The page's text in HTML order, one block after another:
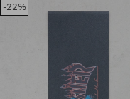
Elérhető méretek:
-22%